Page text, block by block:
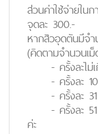
ส่วนค่าใช้จ่ายใน
จุดละ 300.-
หากสิวอุดตันมีจำ
(คิดตามจำนวนเ
- ครั้งละไม่เ
- ครั้งละ 10
- ครั้งละ 31
- ครั้งละ 51
ค่ะ